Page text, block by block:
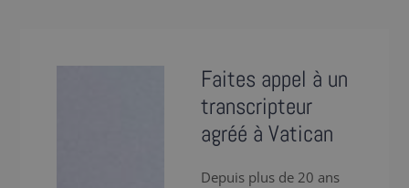
Faites appel à un
transcripteur
agréé à Vatican
Depuis plus de 20 ans